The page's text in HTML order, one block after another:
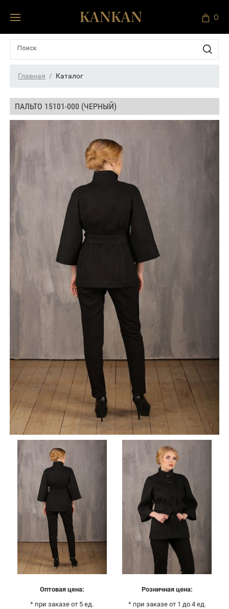
0
Главная Каталог
ПАЛЬТО 15101-000 (ЧЕРНЫЙ)
Оптовая цена:
* при заказе от 5 ед.
Розничная цена:
* при заказе от 1 до 4 ед.